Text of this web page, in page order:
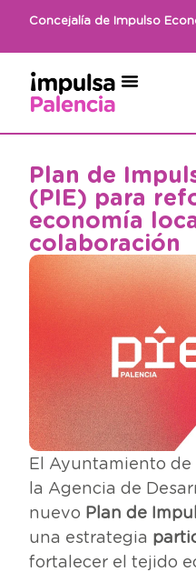
Concejalía de Impulso
Plan de
(PIE) para
economía
colaboración
El Ayuntamiento de
la Agencia de
nuevo Plan de
una estrategia
fortalecer el tejido